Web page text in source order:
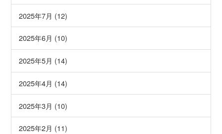
2025年7月 (12)
2025年6月 (10)
2025年5月 (14)
2025年4月 (14)
2025年3月 (10)
2025年2月 (11)